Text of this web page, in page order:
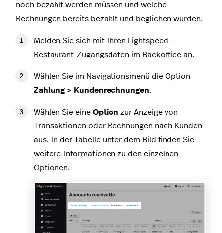
noch bezahlt werden müssen und welche
Rechnungen bereits bezahlt und beglichen wurden.
Melden Sie sich mit Ihren Lightspeed-
Restaurant-Zugangsdaten im Backoffice an.
Wählen Sie im Navigationsmenü die Option
Zahlung > Kundenrechnungen.
Wählen Sie eine Option zur Anzeige von
Transaktionen oder Rechnungen nach Kunden
aus. In der Tabelle unter dem Bild finden Sie
weitere Informationen zu den einzelnen
Optionen.